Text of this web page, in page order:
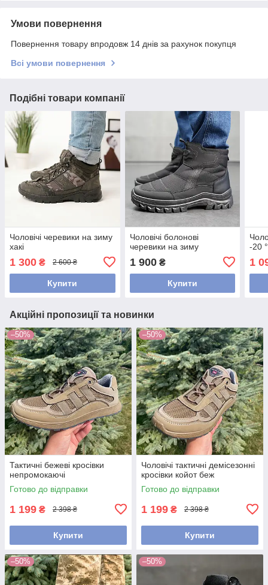
Умови повернення
Повернення товару впродовж 14 днів за рахунок покупця
Всі умови повернення
Подібні товари компанії
Чоловічі черевики на зиму
хакі
1 300 ₴ 2 600 ₴
Купити
Чоловічі болонові
черевики на зиму
1 900₴
Купити
-20
1
Акційні пропозиції та новинки
–50%
Тактичні бежеві кросівки
непромокаючі
Готово до відправки
1 199 ₴ 2 398 ₴
Купити
–50%
Чоловічі тактичні демісезонні
кросівки койот беж
Готово до відправки
1 199 ₴ 2 398 ₴
Купити
–50% –50%